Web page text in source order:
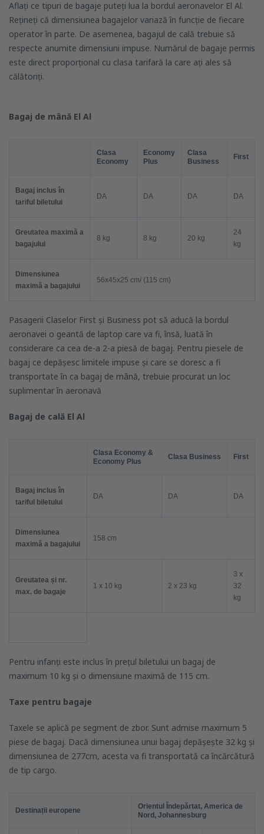
Aflați ce tipuri de bagaje puteți lua la bordul aeronavelor El Al.
Rețineți că dimensiunea bagajelor variază în funcție de fiecare
operator în parte. De asemenea, bagajul de cală trebuie să
respecte anumite dimensiuni impuse. Numărul de bagaje permis
este direct proporțional cu clasa tarifară la care ați ales să
călătoriți.
Bagaj de mână El Al
Clasa
Economy
Economy
Plus
Clasa
Business
First
Bagaj inclus în
tariful biletului
DA DA DA DA
Greutatea maximă a
bagajului
8 kg 8 kg 20 kg
24
kg
Dimensiunea
maximă a bagajului
56x45x25 cm/ (115 cm)
Pasagerii Claselor First și Business pot să aducă la bordul
aeronavei o geantă de laptop care va fi, însă, luată în
considerare ca cea de-a 2-a piesă de bagaj. Pentru piesele de
bagaj ce depășesc limitele impuse și care se doresc a fi
transportate în ca bagaj de mână, trebuie procurat un loc
suplimentar în aeronavă
Bagaj de cală El Al
Clasa Economy &
Economy Plus
Clasa Business First
Bagaj inclus în
tariful biletului
DA DA DA
Dimensiunea
maximă a bagajului
158 cm
Greutatea și nr.
max. de bagaje
1 x 10 kg 2 x 23 kg
3 x
32
kg
Pentru infanți este inclus în prețul biletului un bagaj de
maximum 10 kg și o dimensiune maximă de 115 cm.
Taxe pentru bagaje
Taxele se aplică pe segment de zbor. Sunt admise maximum 5
piese de bagaj. Dacă dimensiunea unui bagaj depășește 32 kg și
dimensiunea de 277cm, acesta va fi transportată ca încărcătură
de tip cargo.
Destinații europene
Orientul Îndepărtat, America de
Nord, Johannesburg